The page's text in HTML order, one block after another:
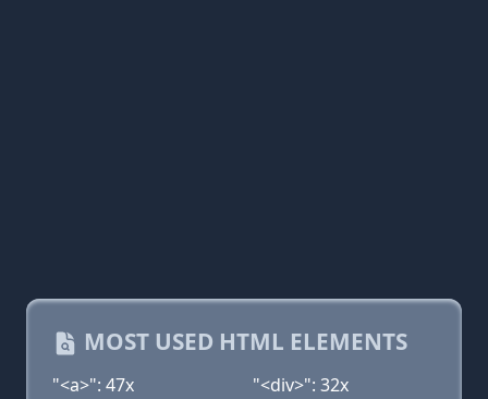
MOST USED HTML ELEMENTS
"<a>": 47x
"<div>": 32x